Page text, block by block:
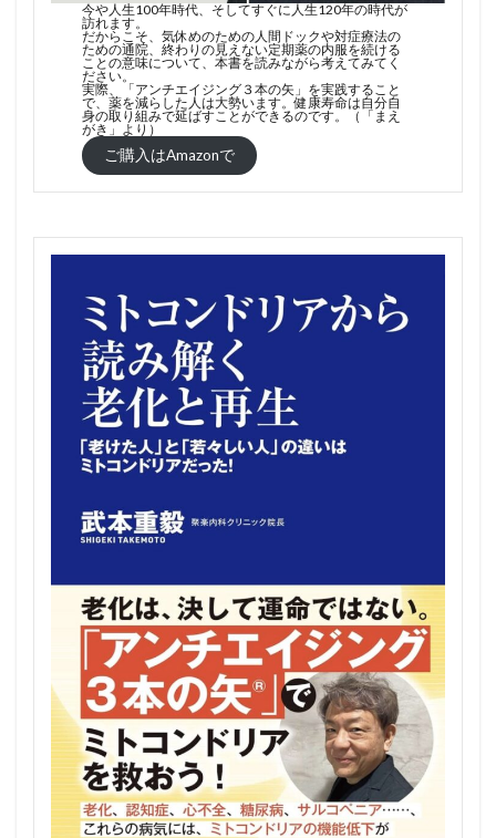
今や人生100年時代、そしてすぐに人生120年の時代が
訪れます。
だからこそ、気休めのための人間ドックや対症療法の
ための通院、終わりの見えない定期薬の内服を続ける
ことの意味について、本書を読みながら考えてみてく
ださい。
実際、「アンチエイジング３本の矢」を実践すること
で、薬を減らした人は大勢います。健康寿命は自分自
身の取り組みで延ばすことができるのです。（「まえ
がき」より）
ご購入はAmazonで